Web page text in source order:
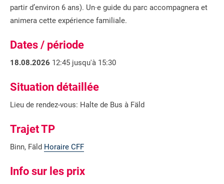
partir d’environ 6 ans). Un·e guide du parc accompagnera et
animera cette expérience familiale.
Dates / période
18.08.2026 12:45 jusqu'à 15:30
Situation détaillée
Lieu de rendez-vous: Halte de Bus à Fäld
Trajet TP
Binn, Fäld Horaire CFF
Info sur les prix